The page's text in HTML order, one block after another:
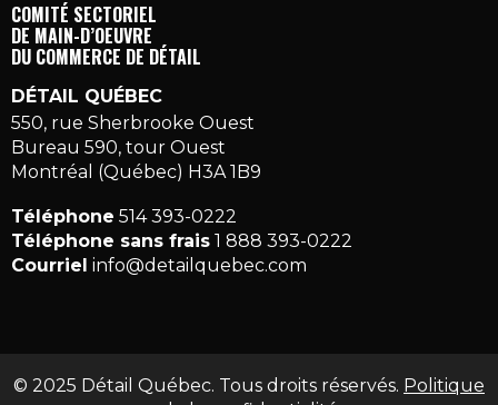
COMITÉ SECTORIEL
DE MAIN-D’OEUVRE
DU COMMERCE DE DÉTAIL
DÉTAIL QUÉBEC
550, rue Sherbrooke Ouest
Bureau 590, tour Ouest
Montréal (Québec) H3A 1B9
Téléphone 514 393-0222
Téléphone sans frais 1 888 393-0222
Courriel info@detailquebec.com
© 2025 Détail Québec. Tous droits réservés. Politique